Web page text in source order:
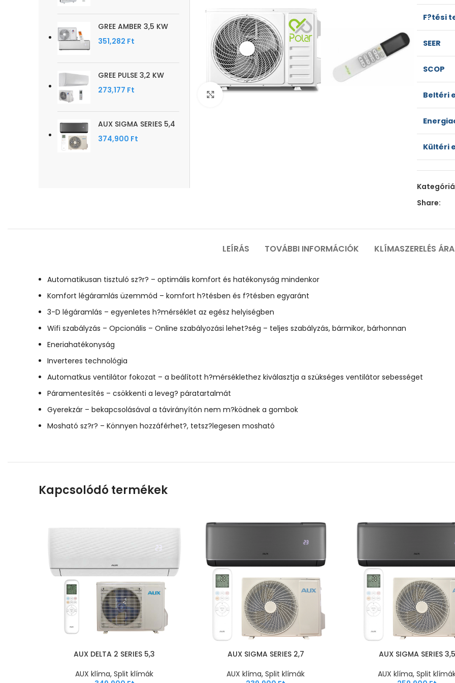
Click to enlarge
F?tési
SEER
SCOP
Beltéri
Kültéri
Share:
GREE AMBER 3,5 KW
351,282 Ft
GREE PULSE 3,2 KW
273,177 Ft
AUX SIGMA SERIES 5,4
374,900 Ft
LEÍRÁS TOVÁBBI INFORMÁCIÓK KLÍMASZERELÉS
Automatikusan tisztuló sz?r? – optimális komfort és hatékonyság mindenkor
Komfort légáramlás üzemmód – komfort h?tésben és f?tésben egyaránt
3-D légáramlás – egyenletes h?mérséklet az egész helyiségben
Wifi szabályzás – Opcionális – Online szabályozási lehet?ség – teljes szabályzás, bármikor, bárhonnan
Eneriahatékonyság
Inverteres technológia
Automatkus ventilátor fokozat – a beálított h?mérséklethez kiválasztja a szükséges ventilátor sebességet
Páramentesítés – csökkenti a leveg? páratartalmát
Gyerekzár – bekapcsolásával a távirányítón nem m?ködnek a gombok
Mosható sz?r? – Könnyen hozzáférhet?, tetsz?legesen mosható
Kapcsolódó termékek
AUX DELTA 2 SERIES 5,3
AUX klíma, Split klímák
AUX SIGMA SERIES 2,7
AUX klíma, Split klímák
AUX SIGMA SERIES 3,5
AUX klíma, Split